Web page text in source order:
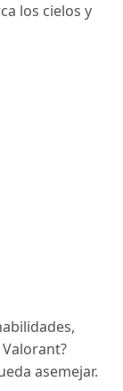
los cielos y
asemejar.